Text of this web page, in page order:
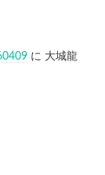
に 大城龍